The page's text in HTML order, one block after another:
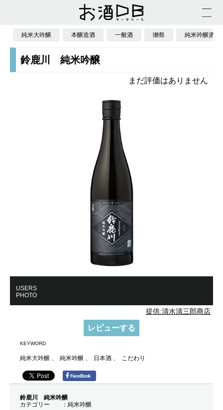
純米大吟醸 本醸造酒 一般酒 獺祭 純米吟醸酒
鈴鹿川 純米吟醸
まだ評価はありません
USERS
PHOTO
提供:清水清三郎商店
レビューする
KEYWORD
純米大吟醸 純米吟醸 日本酒 こだわり
FaceBook
鈴鹿川 純米吟醸
カテゴリー
純米吟醸